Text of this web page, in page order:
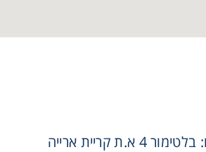
: בלטימור 4 א.ת קריית ארייה
שרשרת וגלגלי שיניים
תזמון וגלגלים